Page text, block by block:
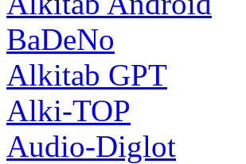
BaDeNo
Alkitab GPT
Alki-TOP
Audio-Diglot